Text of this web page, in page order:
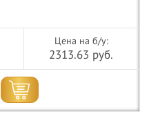
Цена на б/у:
2313.63 руб.